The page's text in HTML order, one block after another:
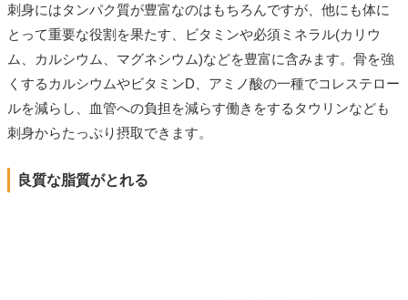
刺身にはタンパク質が豊富なのはもちろんですが、他にも体に
とって重要な役割を果たす、ビタミンや必須ミネラル(カリウ
ム、カルシウム、マグネシウム)などを豊富に含みます。骨を強
くするカルシウムやビタミンD、アミノ酸の一種でコレステロー
ルを減らし、血管への負担を減らす働きをするタウリンなども
刺身からたっぷり摂取できます。
良質な脂質がとれる